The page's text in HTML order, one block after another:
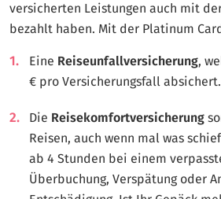
versicherten Leistungen auch mit
bezahlt haben. Mit der Platinum
Eine Reiseunfallversicherung,
€ pro Versicherungsfall absichert.
Die Reisekomfortversicherung
Reisen, auch wenn mal was
ab 4 Stunden bei einem
Überbuchung, Verspätung oder